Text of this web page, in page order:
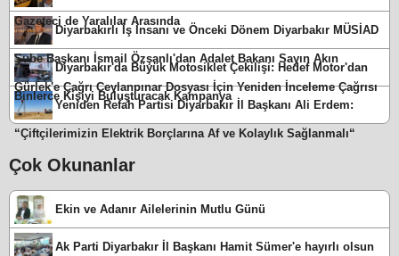
Gazeteci de Yaralılar Arasında
Diyarbakırlı İş İnsanı ve Önceki Dönem Diyarbakır MÜSİAD
Şube Başkanı İsmail Özşanlı'dan Adalet Bakanı Sayın Akın
Gürlek'e Çağrı Ceylanpınar Dosyası İçin Yeniden İnceleme Çağrısı
Diyarbakır'da Büyük Motosiklet Çekilişi: Hedef Motor'dan
Binlerce Kişiyi Buluşturacak Kampanya
Yeniden Refah Partisi Diyarbakır İl Başkanı Ali Erdem:
“Çiftçilerimizin Elektrik Borçlarına Af ve Kolaylık Sağlanmalı“
Çok Okunanlar
Ekin ve Adanır Ailelerinin Mutlu Günü
Ak Parti Diyarbakır İl Başkanı Hamit Sümer'e hayırlı olsun